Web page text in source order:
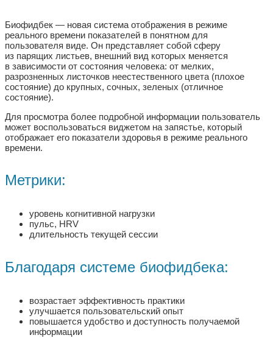
Биофидбек — новая система отображения в режиме
реального времени показателей в понятном для
пользователя виде. Он представляет собой сферу
из парящих листьев, внешний вид которых меняется
в зависимости от состояния человека: от мелких,
разрозненных листочков неестественного цвета (плохое
состояние) до крупных, сочных, зеленых (отличное
состояние).
Для просмотра более подробной информации пользователь
может воспользоваться виджетом на запястье, который
отображает его показатели здоровья в режиме реального
времени.
Метрики:
уровень когнитивной нагрузки
пульс, HRV
длительность текущей сессии
Благодаря системе биофидбека:
возрастает эффективность практики
улучшается пользовательский опыт
повышается удобство и доступность получаемой
информации